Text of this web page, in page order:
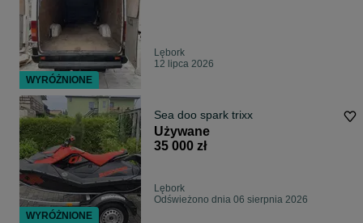
Lębork
12 lipca 2026
Sea doo spark trixx
Używane
35 000 zł
Lębork
Odświeżono dnia 06 sierpnia 2026
WYRÓŻNIONE
WYRÓŻNIONE